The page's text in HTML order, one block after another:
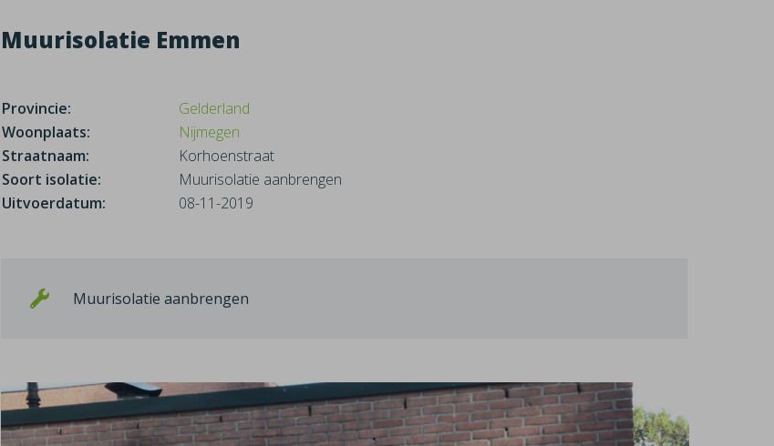
Muurisolatie Emmen
Provincie:
Gelderland
Woonplaats:
Nijmegen
Straatnaam:
Korhoenstraat
Soort isolatie:
Muurisolatie aanbrengen
Uitvoerdatum:
08-11-2019
Muurisolatie aanbrengen